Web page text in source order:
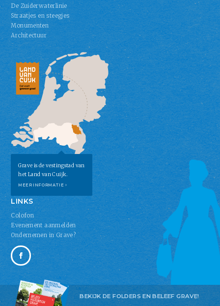
De Zuiderwaterlinie
Straatjes en steegjes
Monumenten
Architectuur
Grave is de vestingstad van
het Land van Cuijk.
MEER INFORMATIE ›
LINKS
Colofon
Evenement aanmelden
Ondernemen in Grave?
BEKIJK DE FOLDERS EN BELEEF GRAVE!